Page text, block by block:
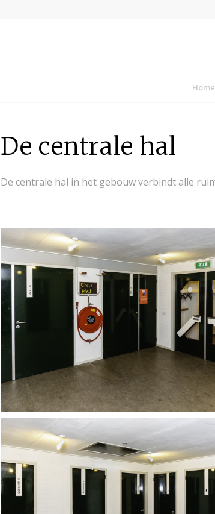
Home
De centrale hal
De centrale hal in het gebouw verbindt alle